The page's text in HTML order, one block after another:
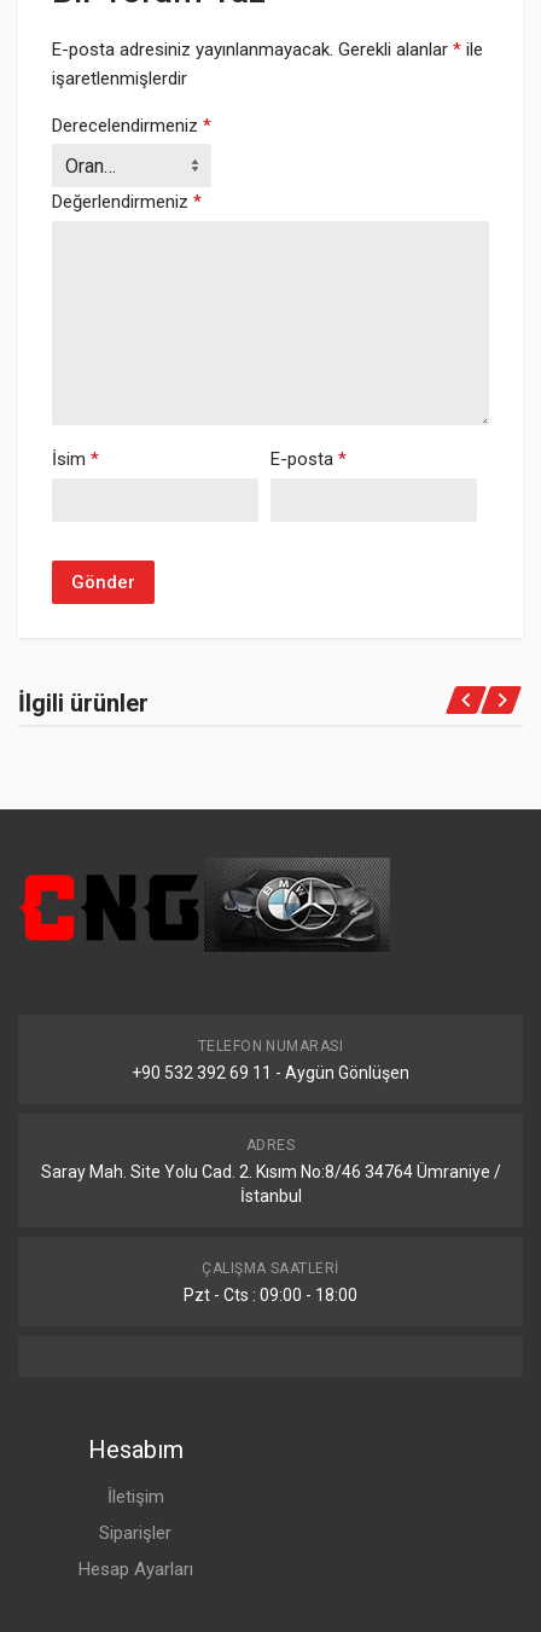
E-posta adresiniz yayınlanmayacak. Gerekli alanlar * ile
işaretlenmişlerdir
Derecelendirmeniz *
Değerlendirmeniz *
İsim * E-posta *
İlgili ürünler
TELEFON NUMARASI
+90 532 392 69 11 - Aygün Gönlüşen
ADRES
Saray Mah. Site Yolu Cad. 2. Kısım No:8/46 34764 Ümraniye /
İstanbul
ÇALIŞMA SAATLERI
Pzt - Cts : 09:00 - 18:00
Hesabım
İletişim
Siparişler
Hesap Ayarları